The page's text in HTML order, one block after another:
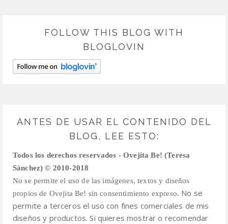
FOLLOW THIS BLOG WITH
BLOGLOVIN
ANTES DE USAR EL CONTENIDO DEL
BLOG, LEE ESTO:
Todos los derechos reservados - Ovejita Be! (Teresa
Sánchez) © 2010-2018
No se permite el uso de las imágenes, textos y diseños
propios de Ovejita Be! sin consentimiento expreso. No se
permite a terceros el uso con fines comerciales de mis
diseños y productos.Si quieres mostrar o recomendar